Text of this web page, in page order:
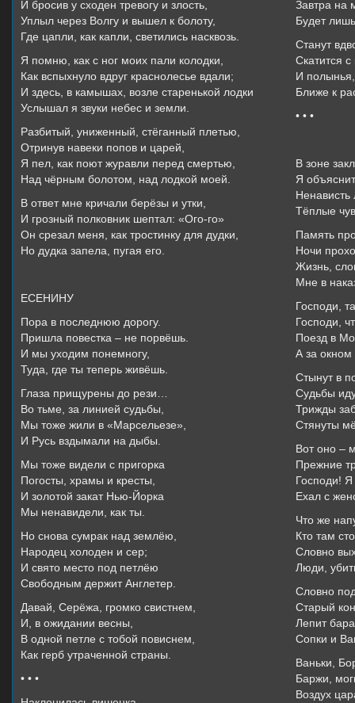
И бросив у сходен тревогу и злость,
Уплыл через Волгу и вышел к болоту,
Где цапли, как капли, светились насквозь.
Я помню, как с ног моих пали колодки,
Как вспыхнуло вдруг краснолесье вдали;
И здесь, в камышах, возле старенькой лодки
Услышал я звуки небес и земли.
Разбитый, униженный, стёганный плетью,
Отринув навеки попов и царей,
Я пел, как поют журавли перед смертью,
Над чёрным болотом, над лодкой моей.
В ответ мне кричали берёзы и утки,
И грозный полковник шептал: «Ого-го»
Он срезал меня, как тростинку для дудки,
Но дудка запела, пугая его.
ЕСЕНИНУ
Пора в последнюю дорогу.
Пришла повестка – не порвёшь.
И мы уходим понемногу,
Туда, где ты теперь живёшь.
Глаза прищурены до рези…
Во тьме, за линией судьбы,
Мы тоже жили в «Марсельезе»,
И Русь вздымали на дыбы.
Мы тоже видели с пригорка
Погосты, храмы и кресты,
И золотой закат Нью-Йорка
Мы ненавидели, как ты.
Но снова сумрак над землёю,
Народец холоден и сер;
И свято место под петлёю
Свободным держит Англетер.
Давай, Серёжа, громко свистнем,
И, в ожидании весны,
В одной петле с тобой повиснем,
Как герб утраченной страны.
• • •
Завтра на
Будет
Станут
Скатится
И
Ближе к
• • •
В зоне
Я
Ненависть
Тёплые
Память
Ночи
Жизнь,
Мне в
Господи,
Господи,
Поезд в
А за
Стынут в
Судьбы
Трижды
Стянуты
Вот оно –
Прежние
Господи! Я
Ехал с
Что же
Кто там
Словно
Люди,
Словно
Старый
Лепит
Сопки и
Ваньки,
Баржи,
Воздух